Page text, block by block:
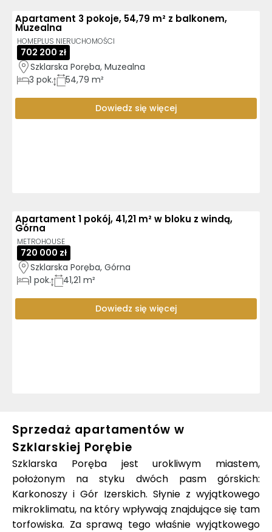
Apartament 3 pokoje, 54,79 m² z balkonem,
Muzealna
HOMEPLUS NIERUCHOMOŚCI
702 200 zł
Szklarska Poręba, Muzealna
3 pok. 54,79 m²
Dowiedz się więcej
Apartament 1 pokój, 41,21 m² w bloku z windą,
Górna
METROHOUSE
720 000 zł
Szklarska Poręba, Górna
1 pok. 41,21 m²
Dowiedz się więcej
Sprzedaż apartamentów w
Szklarskiej Porębie
Szklarska Poręba jest urokliwym miastem,
położonym na styku dwóch pasm górskich:
Karkonoszy i Gór Izerskich. Słynie z wyjątkowego
mikroklimatu, na który wpływają znajdujące się tam
torfowiska. Za sprawą tego właśnie wyjątkowego